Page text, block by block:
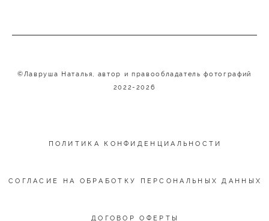
©Лавруша Наталья, автор и правообладатель фотографий
2022-2026
ПОЛИТИКА КОНФИДЕНЦИАЛЬНОСТИ
СОГЛАСИЕ НА ОБРАБОТКУ ПЕРСОНАЛЬНЫХ ДАННЫХ
ДОГОВОР ОФЕРТЫ